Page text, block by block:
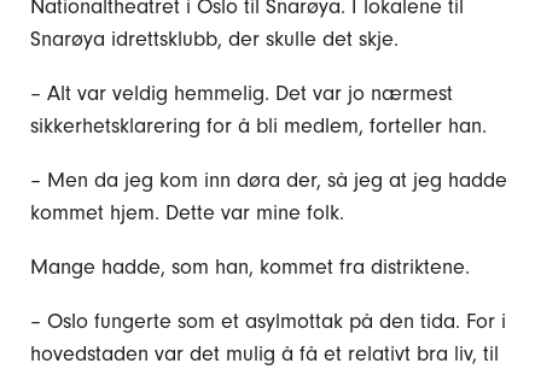
Nationaltheatret i Oslo til Snarøya. I lokalene til
Snarøya idrettsklubb, der skulle det skje.
– Alt var veldig hemmelig. Det var jo nærmest
sikkerhetsklarering for å bli medlem, forteller han.
– Men da jeg kom inn døra der, så jeg at jeg hadde
kommet hjem. Dette var mine folk.
Mange hadde, som han, kommet fra distriktene.
– Oslo fungerte som et asylmottak på den tida. For i
hovedstaden var det mulig å få et relativt bra liv, til